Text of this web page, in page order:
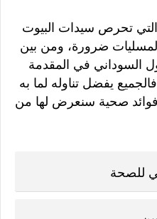
تحرص سيدات البيوت
المسليات ضرورة، ومن بين
السوداني في المقدمة
يفضل تناوله لما به
صحية سنعرض لها من
للصحة